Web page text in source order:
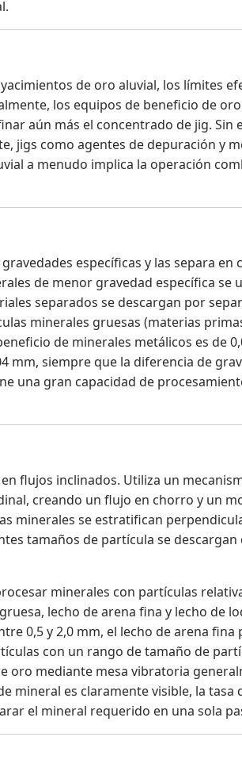
de oro aluvial, los límites
los equipos de beneficio de
aún más el concentrado de jig.
jigs como agentes de depuración y
a menudo implica la operación
específicas y las separa en
de menor gravedad específica se
separados se descargan por
minerales gruesas (materias
de minerales metálicos es de
siempre que la diferencia de
una gran capacidad de
flujos inclinados. Utiliza un
creando un flujo en chorro y un
minerales se estratifican
tamaños de partícula se
minerales con partículas
lecho de arena fina y lecho de
0,5 y 2,0 mm, el lecho de arena
con un rango de tamaño de
mediante mesa vibratoria
mineral es claramente visible, la
el mineral requerido en una sola